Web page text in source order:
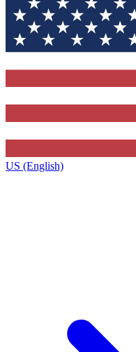
US (English)